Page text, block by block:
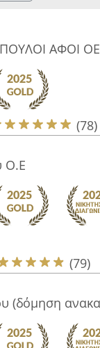
ΑΦΟΙ ΟΕ
(78)
Ο.Ε
(79)
(δόμηση